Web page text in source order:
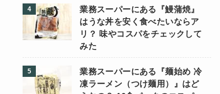
業務スーパーにある『鰻蒲焼』
はうな丼を安く食べたいならア
リ？ 味やコスパをチェックして
みた
業務スーパーにある『麺始め 冷
凍ラーメン（つけ麺用）』はど